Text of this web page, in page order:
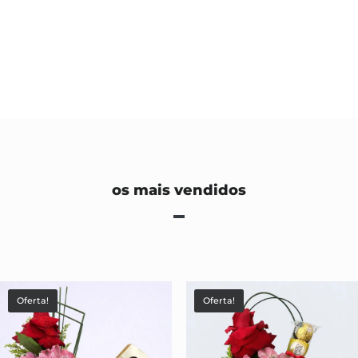
os mais vendidos
Oferta! Oferta!